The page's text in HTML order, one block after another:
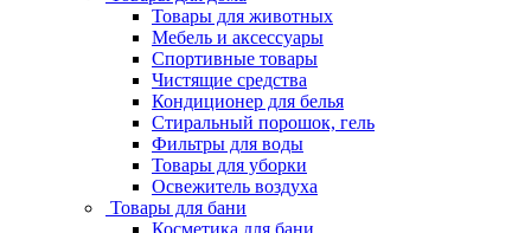
Товары для животных
Мебель и аксессуары
Спортивные товары
Чистящие средства
Кондиционер для белья
Стиральный порошок, гель
Фильтры для воды
Товары для уборки
Освежитель воздуха
Товары для бани
Косметика для бани